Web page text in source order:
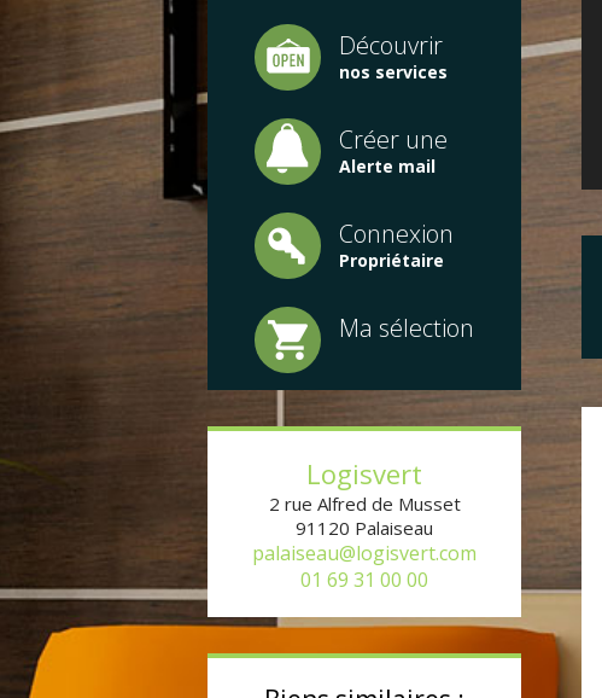
Découvrir
nos services
Créer une
Alerte mail
Connexion
Propriétaire
Ma sélection
Logisvert
2 rue Alfred de Musset
91120 Palaiseau
palaiseau@logisvert.com
01 69 31 00 00